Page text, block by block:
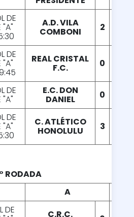
DE
"A" A.D. VILA
COMBONI 2
DE
"A" REAL CRISTAL
F.C. 0
DE
"A"
E.C. DON
DANIEL 0
DE
"A" C. ATLÉTICO
HONOLULU 3
RODADA
A
DE
C.R.C.